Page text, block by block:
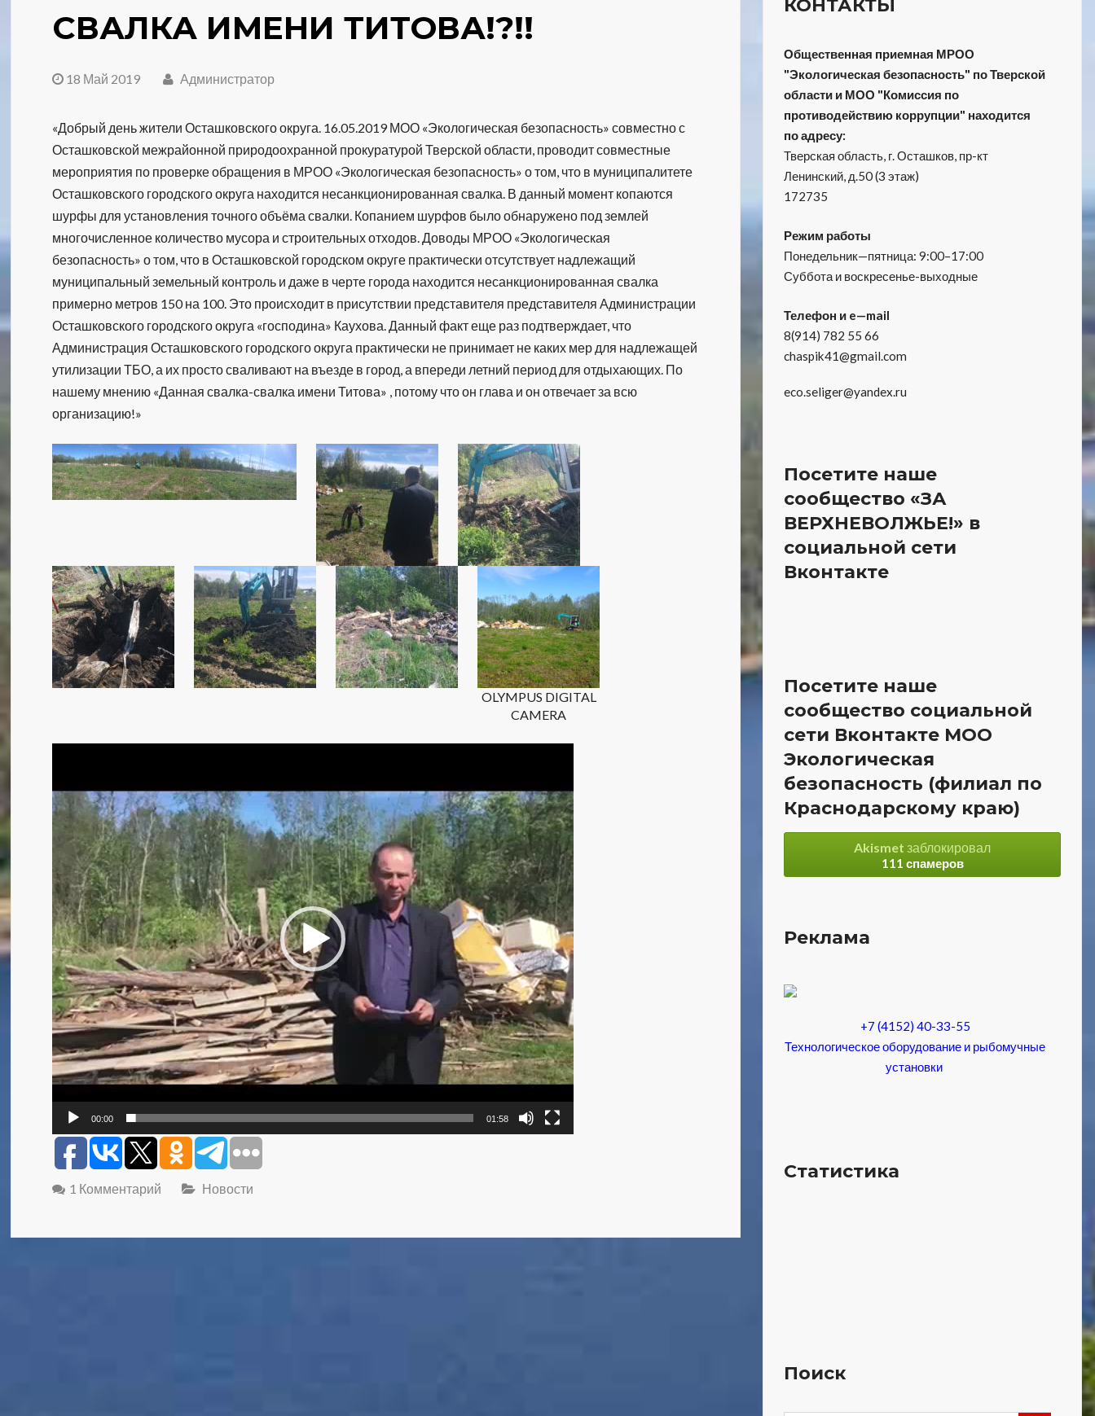
СВАЛКА ИМЕНИ ТИТОВА!?!!
18 Май 2019 Администратор
«Добрый день жители Осташковского округа. 16.05.2019 МОО «Экологическая безопасность» совместно с
Осташковской межрайонной природоохранной прокуратурой Тверской области, проводит совместные
мероприятия по проверке обращения в МРОО «Экологическая безопасность» о том, что в муниципалитете
Осташковского городского округа находится несанкционированная свалка. В данный момент копаются
шурфы для установления точного объёма свалки. Копанием шурфов было обнаружено под землей
многочисленное количество мусора и строительных отходов. Доводы МРОО «Экологическая
безопасность» о том, что в Осташковской городском округе практически отсутствует надлежащий
муниципальный земельный контроль и даже в черте города находится несанкционированная свалка
примерно метров 150 на 100. Это происходит в присутствии представителя представителя Администрации
Осташковского городского округа «господина» Каухова. Данный факт еще раз подтверждает, что
Администрация Осташковского городского округа практически не принимает не каких мер для надлежащей
утилизации ТБО, а их просто сваливают на въезде в город, а впереди летний период для отдыхающих. По
нашему мнению «Данная свалка-свалка имени Титова» , потому что он глава и он отвечает за всю
организацию!»
OLYMPUS DIGITAL
CAMERA
00:00 01:58
1 Комментарий Новости
КОНТАКТЫ
Общественная приемная МРОО
"Экологическая безопасность" по Тверской
области и МОО "Комиссия по
противодействию коррупции" находится
по адресу:
Тверская область, г. Осташков, пр-кт
Ленинский, д.50 (3 этаж)
172735
Режим работы
Понедельник—пятница: 9:00–17:00
Суббота и воскресенье-выходные
Телефон и e—mail
8(914) 782 55 66
chaspik41@gmail.com
eco.seliger@yandex.ru
Посетите наше
сообщество «ЗА
ВЕРХНЕВОЛЖЬЕ!» в
социальной сети
Вконтакте
Посетите наше
сообщество социальной
сети Вконтакте МОО
Экологическая
безопасность (филиал по
Краснодарскому краю)
Akismet заблокировал
111 спамеров
Реклама
+7 (4152) 40-33-55
Технологическое оборудование и рыбомучные
установки
Статистика
Поиск